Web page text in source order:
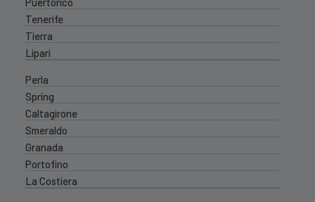
Tenerife
Tierra
Lipari
Perla
Spring
Caltagirone
Smeraldo
Granada
Portofino
La Costiera